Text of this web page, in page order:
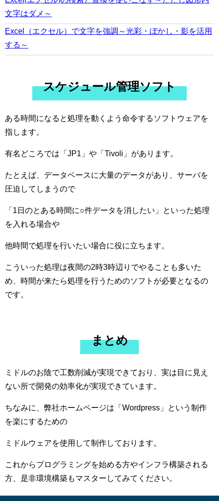
文字はダメ～
Excel（エクセル）で文字を強調～光彩・ぼかし・影を活用
する～
スケジュール管理ソフト
ある時間になると処理を動くよう命令するソフトウェアを
指します。
有名どころでは「JP1」や「Tivoli」があります。
たとえば、データベースに大量のデータがあり、サーバを
圧迫してしまうので
「1日のとある時間に○件データを消したい」といった処理
を入れる場合や
他時間で処理を行いたい場合に役に立ちます。
こういった処理は夜間の2時3時辺りでやることも多いた
め、時間が来たら処理を行うためのソフトが必要となるの
です。
まとめ
ミドルのお陰で工数削減が実現できており、実は目に見え
ない所で開発の効率化が実現できています。
ちなみに、弊社ホームページは「Wordpress」という制作
を楽にするための
ミドルウェアを使用して制作しております。
これからプログラミングを始める方やインフラ構築される
方、是非環境構築もマスターしてみてください。